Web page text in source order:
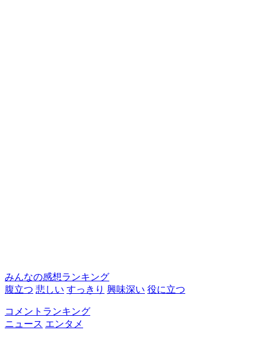
みんなの感想ランキング
腹立つ 悲しい すっきり 興味深い 役に立つ
コメントランキング
ニュース エンタメ